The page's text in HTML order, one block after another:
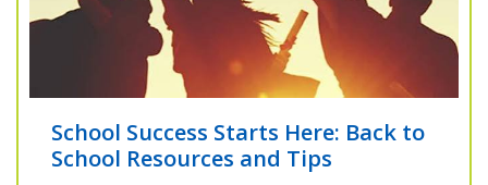
School Success Starts Here: Back to
School Resources and Tips